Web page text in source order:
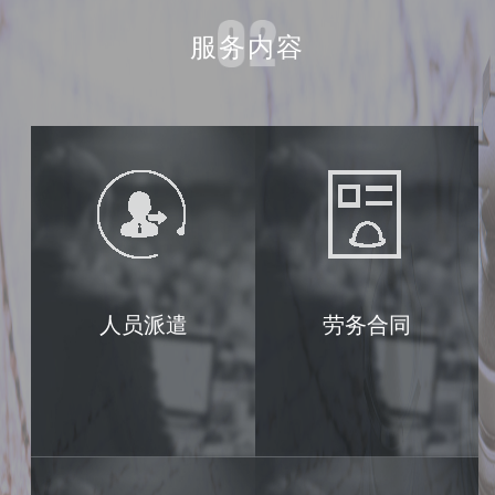
服务内容
人员派遣 劳务合同